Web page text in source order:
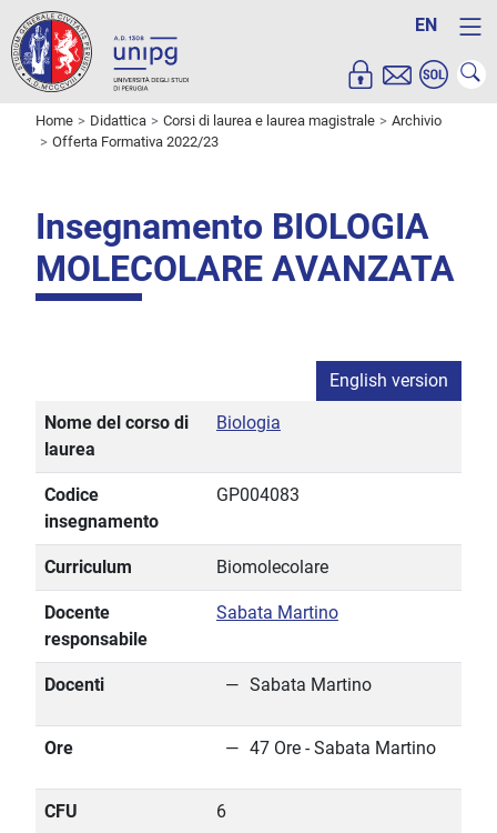
EN
Home Didattica Corsi di laurea e laurea magistrale
Archivio
Offerta Formativa 2022/23
Insegnamento BIOLOGIA
MOLECOLARE AVANZATA
English version
Nome del corso di
laurea
Biologia
Codice
insegnamento
GP004083
Curriculum Biomolecolare
Docente
responsabile
Sabata Martino
Docenti Sabata Martino
Ore 47 Ore - Sabata Martino
CFU 6